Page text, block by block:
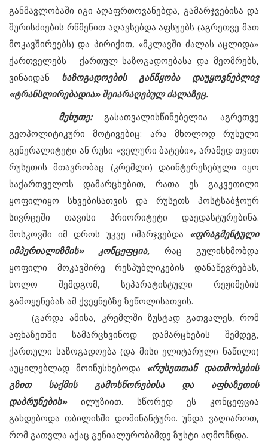
განმავლობაში იგი აღაფრთოვანებდა, გამარჯვებისა და
შურისძიების რწმენით აღავსებდა აფსუებს (აგრეთვე მათ
მოკავშირეებს) და პირიქით, «მკლავში ძალას აცლიდა»
ქართველებს - ქართულ საზოგადოებასა და მეომრებს,
ვინაიდან საზოგადოების განწყობა დაუყოვნებლივ
«ტრანსლირებადია» შეიარაღებულ ძალაზეც.
მეხუთე:გასათვალისწინებელია აგრეთვე
გეოპოლიტიკური მოტივებიც: არა მხოლოდ რუსული
გენერალიტეტი ან რუსი «ველური ბატები», არამედ თვით
რუსეთის მთავრობაც (კრემლი) დაინტერესებული იყო
საქართველოს დამარცხებით, რათა ეს გაკვეთილი
ყოფილიყო სხვებისათვის და რუსეთს პოსტსაბჭოურ
სივრცეში თავისი პრიორიტეტი დაედასტურებინა.
მოსკოვში იმ დროს უკვე იმარჯვებდა «ფრაგმენტული
იმპერიალიზმის» კონცეფცია, რაც გულისხმობდა
ყოფილი მოკავშირე რესპუბლიკების დანაწევრებას,
ხოლო შემდგომ, სეპარატისტული რეჟიმების
გამოყენებას ამ ქვეყნებზე ზეწოლისათვის.
(გარდა ამისა, კრემლში ზუსტად გათვალეს, რომ
აფხაზეთში სამარცხვინოდ დამარცხების შემდეგ,
ქართული საზოგადოება (და მისი ელიტარული ნაწილი)
აუცილებლად მოინუსხებოდა «რუსეთთან დათმობების
გზით საქმის გამოსწორებისა და აფხაზეთის
დაბრუნების»ილუზიით. სწორედ ეს კონცეფცია
გახდებოდა თბილისში დომინანტური. უნდა ვაღიაროთ,
რომ გათვლა აქაც გენიალურობამდე ზუსტი აღმოჩნდა.